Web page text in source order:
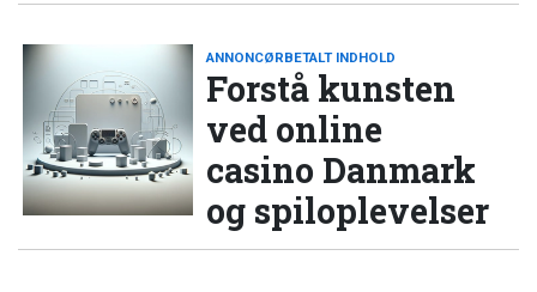
ANNONCØRBETALT INDHOLD
Forstå kunsten
ved online
casino Danmark
og spiloplevelser